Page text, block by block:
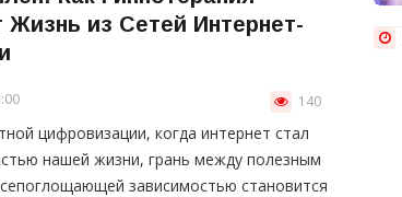
из Сетей Интернет-
140
цифровизации, когда интернет стал
нашей жизни, грань между полезным
зависимостью становится